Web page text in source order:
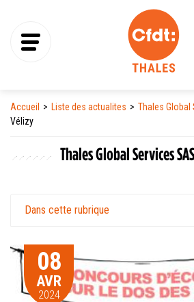
Accueil Liste des actualites
Thales Global
Vélizy
Thales Global Services
Dans cette rubrique
08
AVR
2024